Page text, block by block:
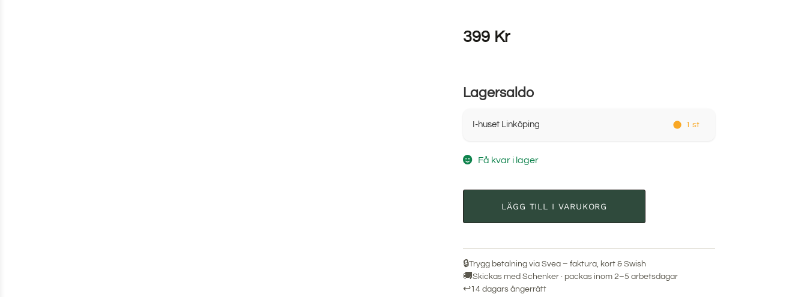
399 Kr
Lagersaldo
I-huset Linköping 1 st
Få kvar i lager
LÄGG TILL I VARUKORG
🔒Trygg betalning via Svea – faktura, kort & Swish
🚚Skickas med Schenker · packas inom 2–5 arbetsdagar
↩14 dagars ångerrätt